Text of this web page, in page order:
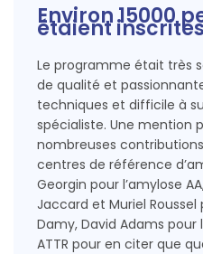
Environ 15000
étaient
Le programme était très
de qualité et
techniques et difficile à
spécialiste. Une mention
nombreuses
centres de référence
Georgin pour l’amylose
Jaccard et Muriel Roussel
Damy, David Adams pour
ATTR pour en citer que